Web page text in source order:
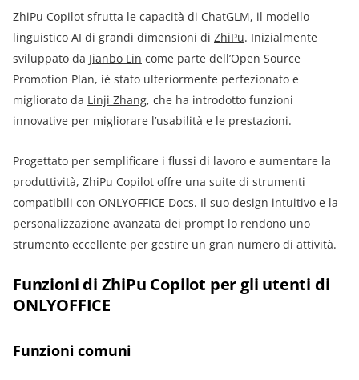
ZhiPu Copilot sfrutta le capacità di ChatGLM, il modello
linguistico AI di grandi dimensioni di ZhiPu. Inizialmente
sviluppato da Jianbo Lin come parte dell’Open Source
Promotion Plan, iè stato ulteriormente perfezionato e
migliorato da Linji Zhang, che ha introdotto funzioni
innovative per migliorare l’usabilità e le prestazioni.
Progettato per semplificare i flussi di lavoro e aumentare la
produttività, ZhiPu Copilot offre una suite di strumenti
compatibili con ONLYOFFICE Docs. Il suo design intuitivo e la
personalizzazione avanzata dei prompt lo rendono uno
strumento eccellente per gestire un gran numero di attività.
Funzioni di ZhiPu Copilot per gli utenti di
ONLYOFFICE
Funzioni comuni